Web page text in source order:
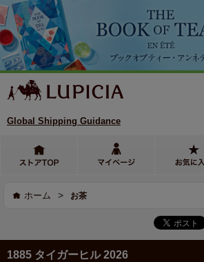
Global Shipping Guidance
ホーム > お茶
1885 タイガーヒル 2026